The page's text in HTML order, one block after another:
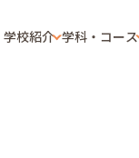
学校紹介 学科・コース